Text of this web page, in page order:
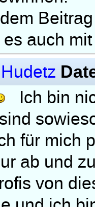
auch
Ich bin
für mich
ab und
von